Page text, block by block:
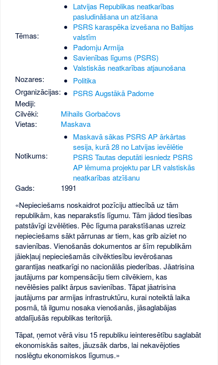
Tēmas:
Latvijas Republikas neatkarības
pasludināšana un atzīšana
PSRS karaspēka izvešana no Baltijas
valstīm
Padomju Armija
Savienības līgums (PSRS)
Valstiskās neatkarības atjaunošana
Nozares:
Politika
Organizācijas:
PSRS Augstākā Padome
Mediji:
Cilvēki:
Mihails Gorbačovs
Vietas:
Maskava
Notikums:
Maskavā sākas PSRS AP ārkārtas
sesija, kurā 28 no Latvijas ievēlētie
PSRS Tautas deputāti iesniedz PSRS
AP lēmuma projektu par LR valstiskās
neatkarības atzīšanu
Gads:
1991
«Nepieciešams noskaidrot pozīciju attiecībā uz tām
republikām, kas neparakstīs līgumu. Tām jādod tiesības
patstāvīgi izvēlēties. Pēc līguma parakstīšanas uzreiz
nepieciešams sākt pārrunas ar tiem, kas grib aiziet no
savienības. Vienošanās dokumentos ar šīm republikām
jāiekļauj nepieciešamās cilvēktiesību ievērošanas
garantijas neatkarīgi no nacionālās piederības. Jāatrisina
jautājums par kompensāciju tiem cilvēkiem, kas
nevēlēsies palikt ārpus savienības. Tāpat jāatrisina
jautājums par armijas infrastruktūru, kurai noteiktā laika
posmā, tā ilgumu nosaka vienošanās, jāsaglabājas
atdalījušās republikas teritorijā.
Tāpat, ņemot vērā visu 15 republiku ieinteresētību saglabāt
ekonomiskās saites, jāuzsāk darbs, lai nekavējoties
noslēgtu ekonomiskos līgumus.»